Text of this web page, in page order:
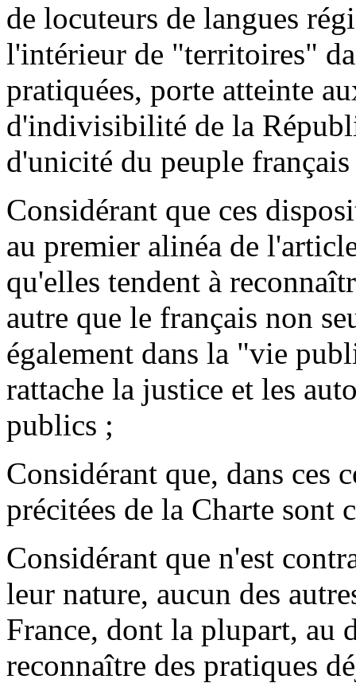
de locuteurs de langues
l'intérieur de "territoires"
pratiquées, porte atteinte
d'indivisibilité de la
d'unicité du peuple
Considérant que ces
au premier alinéa de
qu'elles tendent à
autre que le français non
également dans la "vie
rattache la justice et les
publics ;
Considérant que, dans ces
précitées de la Charte sont
Considérant que n'est
leur nature, aucun des
France, dont la plupart, au
reconnaître des pratiques